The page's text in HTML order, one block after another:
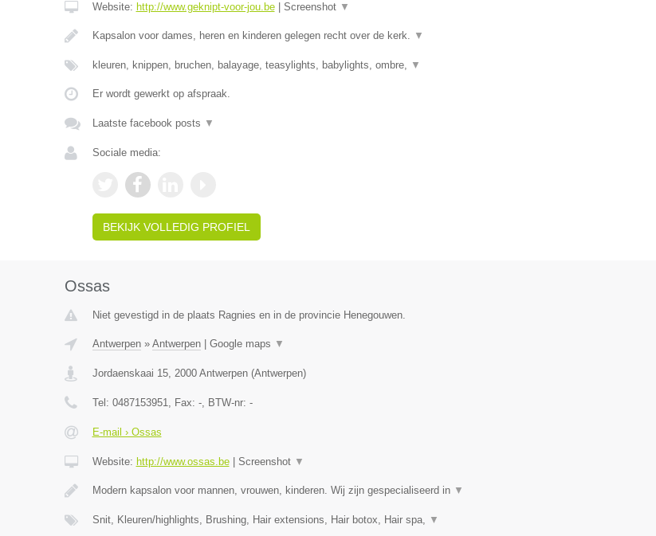
Website: http://www.geknipt-voor-jou.be| Screenshot ▼
Kapsalon voor dames, heren en kinderen gelegen recht over de kerk. ▼
kleuren, knippen, bruchen, balayage, teasylights, babylights, ombre, ▼
Er wordt gewerkt op afspraak.
Laatste facebook posts ▼
Sociale media:
BEKIJK VOLLEDIG PROFIEL
Ossas
Niet gevestigd in de plaats Ragnies en in de provincie Henegouwen.
Antwerpen» Antwerpen| Google maps ▼
Jordaenskaai 15, 2000 Antwerpen(Antwerpen)
Tel: 0487153951, Fax: -, BTW-nr: -
E-mail › Ossas
Website: http://www.ossas.be| Screenshot ▼
Modern kapsalon voor mannen, vrouwen, kinderen. Wij zijn gespecialiseerd in ▼
Snit, Kleuren/highlights, Brushing, Hair extensions, Hair botox, Hair spa, ▼